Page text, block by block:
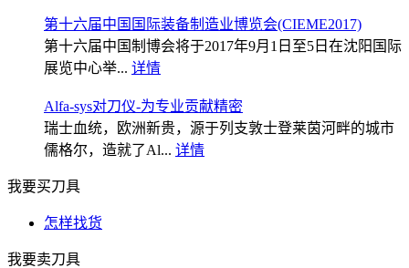
第十六届中国国际装备制造业博览会(CIEME2017)
第十六届中国制博会将于2017年9月1日至5日在沈阳国际
展览中心举... 详情
Alfa-sys对刀仪-为专业贡献精密
瑞士血统，欧洲新贵，源于列支敦士登莱茵河畔的城市
儒格尔，造就了Al... 详情
我要买刀具
怎样找货
我要卖刀具